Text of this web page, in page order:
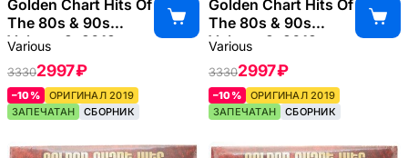
Golden Chart Hits Of
The 80s & 90s
Volume 2, 2019
Various
33302997 ₽
–10%
ОРИГИНАЛ 2019
ЗАПЕЧАТАН
СБОРНИК
Golden Chart Hits Of
The 80s & 90s
Volume 2, 2019
Various
33302997 ₽
–10%
ОРИГИНАЛ 2019
ЗАПЕЧАТАН
СБОРНИК